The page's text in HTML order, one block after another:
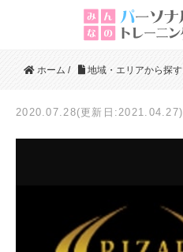
ホーム / 地域・エリアから探す
2020.07.28(更新日:2021.04.27)